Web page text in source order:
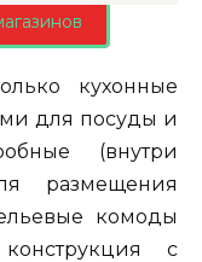
кухонные
для посуды и
(внутри
размещения
комоды
с